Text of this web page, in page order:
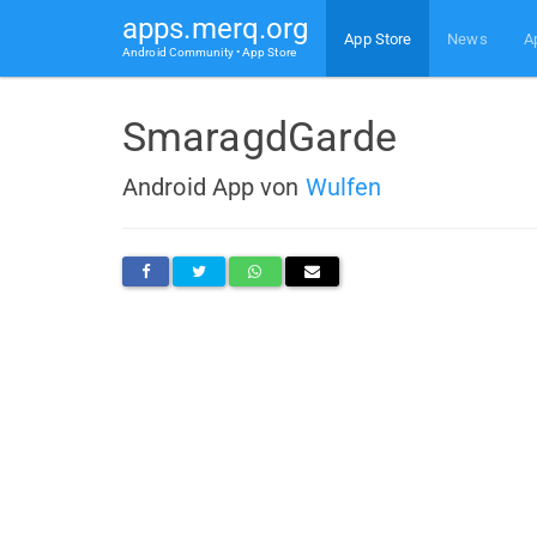
apps.merq.org
Android Community • App Store
App Store News
SmaragdGarde
Android App von Wulfen